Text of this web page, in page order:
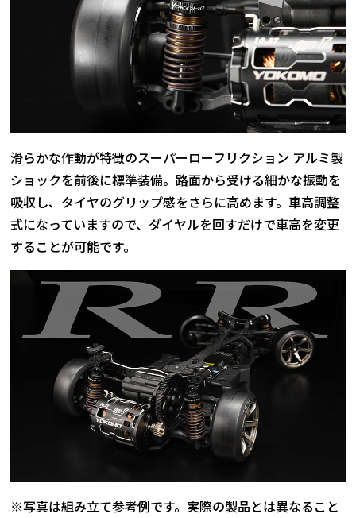
滑らかな作動が特徴のスーパーローフリクション アルミ製
ショックを前後に標準装備。路面から受ける細かな振動を
吸収し、タイヤのグリップ感をさらに高めます。車高調整
式になっていますので、ダイヤルを回すだけで車高を変更
することが可能です。
※写真は組み立て参考例です。実際の製品とは異なること